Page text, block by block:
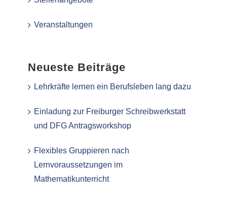
Veranstaltungen
Neueste Beiträge
Lehrkräfte lernen ein Berufsleben lang dazu
Einladung zur Freiburger Schreibwerkstatt
und DFG Antragsworkshop
Flexibles Gruppieren nach
Lernvoraussetzungen im
Mathematikunterricht